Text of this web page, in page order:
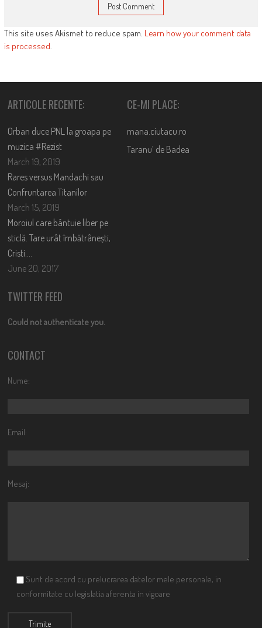
This site uses Akismet to reduce spam. Learn how your comment data
is processed.
ARTICOLE RECENTE:
Orban duce PNL la groapa pe
muzica #Rezist
March 19, 2019
Rares versus Mandachi sau
Confruntarea Titanilor
March 15, 2019
Moroiul care bântuie liber pe
sticlă. Tare urât îmbătrânești,
Cristi….
June 20, 2017
CE-MI PLACE:
mana.ciutacu.ro
Taranu’ de Badea
TWITTER FEED
Could not authenticate you.
CONTACT
Nume:
Email:
Mesaj:
Sunt de acord cu prelucrarea datelor mele personale, in
conformitate cu legislatia aferenta in vigoare